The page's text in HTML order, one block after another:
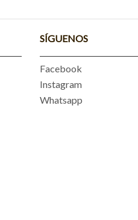
SÍGUENOS
Facebook
Instagram
Whatsapp